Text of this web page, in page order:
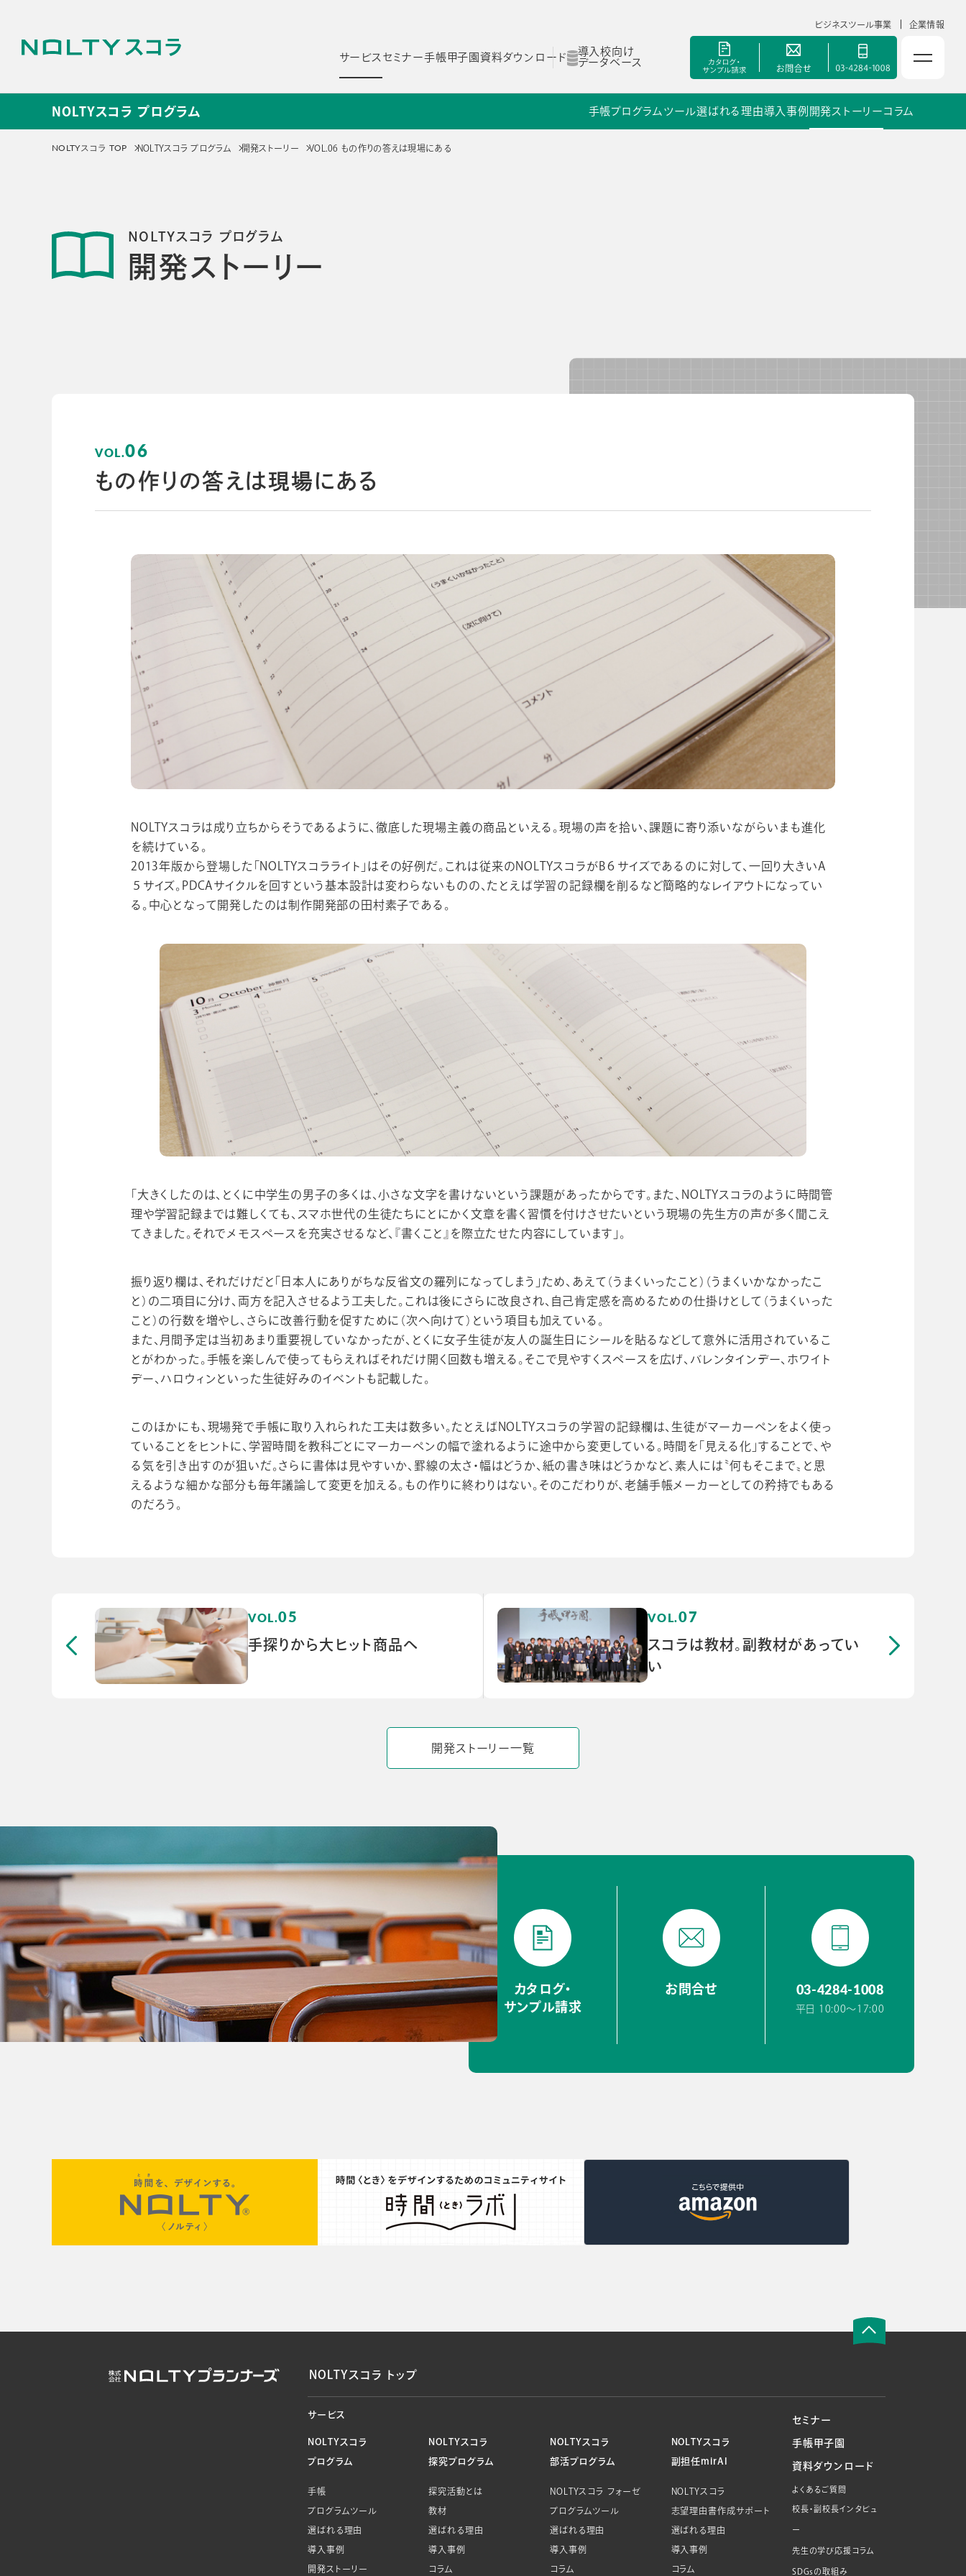
サービス セミナー手帳甲子園資料ダウンロード
導入校向け
データベース
ビジネスツール事業 企業情報
NOLTYスコラ プログラムスコログNOLTYスコラ 探究プログラムNOLTYスコラ 部活プログラムNOLTYスコラ 副担任mirAI
プログラム
手帳
探究プログラム
探究活動とは
先生の学び応援コラム
データベース
グループ会社プライバシーポリシー 個人情報保護法 利用規約採用情報
ビジネスツール事業 企業情報
NOLTYスコラ プログラム 手帳プログラムツール選ばれる理由導入事例 開発ストーリー コラム
NOLTYスコラ TOP NOLTYスコラ プログラム 開発ストーリー VOL.06 もの作りの答えは現場にある
開発ストーリー
NOLTYスコラ プログラム
06
もの作りの答えは現場にある
NOLTYスコラは成り立ちからそうであるように、徹底した現場主義の商品といえる。現場の声を拾い、課題に寄り添いながらいまも進化
を続けている。
2013年版から登場した「NOLTYスコラライト」はその好例だ。これは従来のNOLTYスコラがB６サイズであるのに対して、一回り大きいA
５サイズ。PDCAサイクルを回すという基本設計は変わらないものの、たとえば学習の記録欄を削るなど簡略的なレイアウトになってい
る。中心となって開発したのは制作開発部の田村素子である。
「大きくしたのは、とくに中学生の男子の多くは、小さな文字を書けないという課題があったからです。また、NOLTYスコラのように時間管
理や学習記録までは難しくても、スマホ世代の生徒たちにとにかく文章を書く習慣を付けさせたいという現場の先生方の声が多く聞こえ
てきました。それでメモスペースを充実させるなど、『書くこと』を際立たせた内容にしています」。
振り返り欄は、それだけだと「日本人にありがちな反省文の羅列になってしまう」ため、あえて（うまくいったこと）（うまくいかなかったこ
と）の二項目に分け、両方を記入させるよう工夫した。これは後にさらに改良され、自己肯定感を高めるための仕掛けとして（うまくいった
こと）の行数を増やし、さらに改善行動を促すために（次へ向けて）という項目も加えている。
また、月間予定は当初あまり重要視していなかったが、とくに女子生徒が友人の誕生日にシールを貼るなどして意外に活用されているこ
とがわかった。手帳を楽しんで使ってもらえればそれだけ開く回数も増える。そこで見やすくスペースを広げ、バレンタインデー、ホワイト
デー、ハロウィンといった生徒好みのイベントも記載した。
このほかにも、現場発で手帳に取り入れられた工夫は数多い。たとえばNOLTYスコラの学習の記録欄は、生徒がマーカーペンをよく使っ
ていることをヒントに、学習時間を教科ごとにマーカーペンの幅で塗れるように途中から変更している。時間を「見える化」することで、や
る気を引き出すのが狙いだ。さらに書体は見やすいか、罫線の太さ・幅はどうか、紙の書き味はどうかなど、素人には〝何もそこまで〟と思
えるような細かな部分も毎年議論して変更を加える。もの作りに終わりはない。そのこだわりが、老舗手帳メーカーとしての矜持でもある
のだろう。
05
手探りから大ヒット商品へ
07
スコラは教材。副教材があってい
い
開発ストーリー一覧
カタログ・
サンプル請求
お問合せ 03-4284-1008
平日 10:00〜17:00
NOLTYスコラ トップ
サービス
NOLTYスコラ
プログラム
手帳
プログラムツール
選ばれる理由
導入事例
開発ストーリー
NOLTYスコラ
探究プログラム
探究活動とは
教材
選ばれる理由
導入事例
コラム
NOLTYスコラ
部活プログラム
NOLTYスコラ フォーゼ
プログラムツール
選ばれる理由
導入事例
コラム
NOLTYスコラ
副担任mirAI
NOLTYスコラ
志望理由書作成サポート
選ばれる理由
導入事例
コラム
セミナー
手帳甲子園
資料ダウンロード
よくあるご質問
校長・副校長インタビュ
ー
先生の学び応援コラム
SDGsの取組み